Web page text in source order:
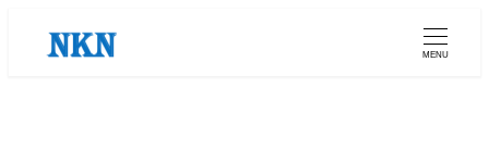
MENU